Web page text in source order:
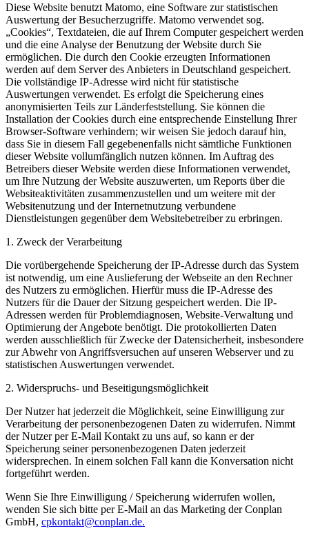
Diese Website benutzt Matomo, eine Software zur statistischen
Auswertung der Besucherzugriffe. Matomo verwendet sog.
„Cookies“, Textdateien, die auf Ihrem Computer gespeichert werden
und die eine Analyse der Benutzung der Website durch Sie
ermöglichen. Die durch den Cookie erzeugten Informationen
werden auf dem Server des Anbieters in Deutschland gespeichert.
Die vollständige IP-Adresse wird nicht für statistische
Auswertungen verwendet. Es erfolgt die Speicherung eines
anonymisierten Teils zur Länderfeststellung. Sie können die
Installation der Cookies durch eine entsprechende Einstellung Ihrer
Browser-Software verhindern; wir weisen Sie jedoch darauf hin,
dass Sie in diesem Fall gegebenenfalls nicht sämtliche Funktionen
dieser Website vollumfänglich nutzen können. Im Auftrag des
Betreibers dieser Website werden diese Informationen verwendet,
um Ihre Nutzung der Website auszuwerten, um Reports über die
Websiteaktivitäten zusammenzustellen und um weitere mit der
Websitenutzung und der Internetnutzung verbundene
Dienstleistungen gegenüber dem Websitebetreiber zu erbringen.
1. Zweck der Verarbeitung
Die vorübergehende Speicherung der IP-Adresse durch das System
ist notwendig, um eine Auslieferung der Webseite an den Rechner
des Nutzers zu ermöglichen. Hierfür muss die IP-Adresse des
Nutzers für die Dauer der Sitzung gespeichert werden. Die IP-
Adressen werden für Problemdiagnosen, Website-Verwaltung und
Optimierung der Angebote benötigt. Die protokollierten Daten
werden ausschließlich für Zwecke der Datensicherheit, insbesondere
zur Abwehr von Angriffsversuchen auf unseren Webserver und zu
statistischen Auswertungen verwendet.
2. Widerspruchs- und Beseitigungsmöglichkeit
Der Nutzer hat jederzeit die Möglichkeit, seine Einwilligung zur
Verarbeitung der personenbezogenen Daten zu widerrufen. Nimmt
der Nutzer per E-Mail Kontakt zu uns auf, so kann er der
Speicherung seiner personenbezogenen Daten jederzeit
widersprechen. In einem solchen Fall kann die Konversation nicht
fortgeführt werden.
Wenn Sie Ihre Einwilligung / Speicherung widerrufen wollen,
wenden Sie sich bitte per E-Mail an das Marketing der Conplan
GmbH, cpkontakt@conplan.de.